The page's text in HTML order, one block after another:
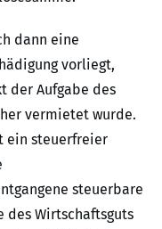
dann eine
vorliegt,
der Aufgabe des
vermietet wurde.
ein steuerfreier
steuerbare
des Wirtschaftsguts